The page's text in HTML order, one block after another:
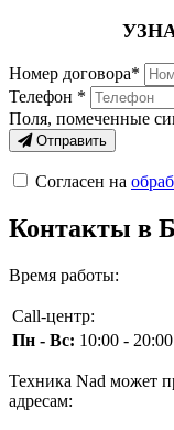
Номер договора*
Телефон *
Поля, помеченные
Отправить
Согласен на
Контакты в
Время работы:
Call-центр:
Пн - Вс: 10:00 - 20:00
Техника Nad может
адресам: